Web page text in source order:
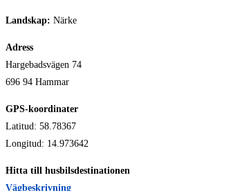
Landskap: Närke
Adress
Hargebadsvägen 74
696 94 Hammar
GPS-koordinater
Latitud: 58.78367
Longitud: 14.973642
Hitta till husbilsdestinationen
Vägbeskrivning